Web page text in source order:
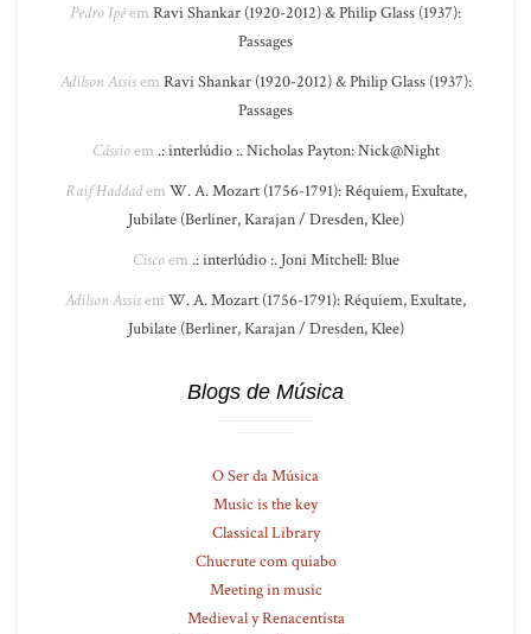
Pedro Ipêem Ravi Shankar (1920-2012) & Philip Glass (1937):
Passages
Adilson Assisem Ravi Shankar (1920-2012) & Philip Glass (1937):
Passages
Cássioem .: interlúdio :. Nicholas Payton: Nick@Night
Raif Haddadem W. A. Mozart (1756-1791): Réquiem, Exultate,
Jubilate (Berliner, Karajan / Dresden, Klee)
Ciscoem .: interlúdio :. Joni Mitchell: Blue
Adilson Assisem W. A. Mozart (1756-1791): Réquiem, Exultate,
Jubilate (Berliner, Karajan / Dresden, Klee)
Blogs de Música
O Ser da Música
Music is the key
Classical Library
Chucrute com quiabo
Meeting in music
Medieval y Renacentista